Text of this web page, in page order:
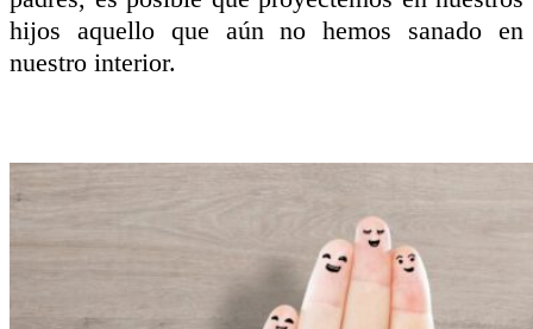
hijos aquello que aún no hemos sanado en
nuestro interior.